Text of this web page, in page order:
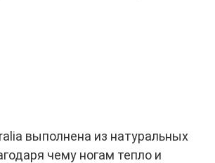
выполнена из натуральных
чему ногам тепло и